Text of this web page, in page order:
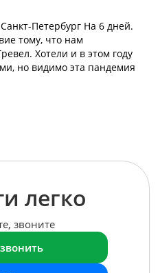
Петербург На 6 дней.
тому, что нам
Хотели и в этом году
но видимо эта пандемия
легко
звоните